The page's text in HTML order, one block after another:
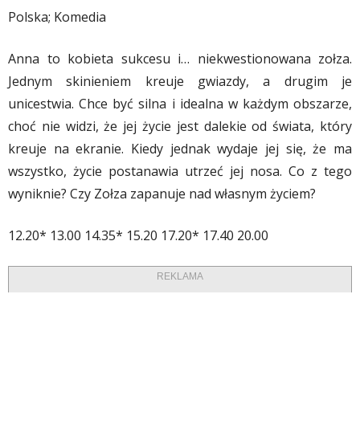
Polska; Komedia
Anna to kobieta sukcesu i… niekwestionowana zołza.
Jednym skinieniem kreuje gwiazdy, a drugim je
unicestwia. Chce być silna i idealna w każdym obszarze,
choć nie widzi, że jej życie jest dalekie od świata, który
kreuje na ekranie. Kiedy jednak wydaje jej się, że ma
wszystko, życie postanawia utrzeć jej nosa. Co z tego
wyniknie? Czy Zołza zapanuje nad własnym życiem?
12.20* 13.00 14.35* 15.20 17.20* 17.40 20.00
REKLAMA